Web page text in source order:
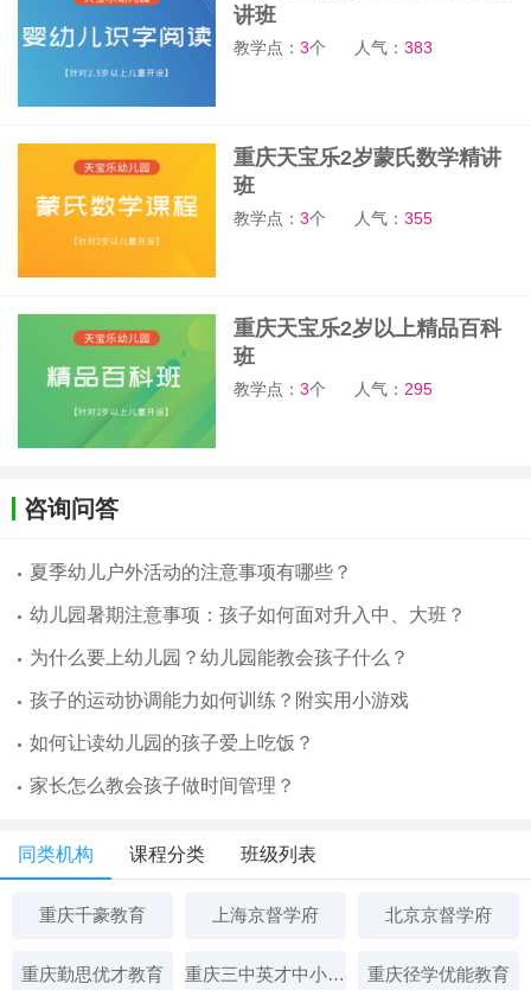
讲班
教学点：3个 人气：383
重庆天宝乐2岁蒙氏数学精讲
班
教学点：3个 人气：355
重庆天宝乐2岁以上精品百科
班
教学点：3个 人气： 295
咨询问答
夏季幼儿户外活动的注意事项有哪些？
幼儿园暑期注意事项：孩子如何面对升入中、大班？
为什么要上幼儿园？幼儿园能教会孩子什么？
孩子的运动协调能力如何训练？附实用小游戏
如何让读幼儿园的孩子爱上吃饭？
家长怎么教会孩子做时间管理？
同类机构 课程分类 班级列表
重庆千豪教育 上海京督学府 北京京督学府
重庆勤思优才教育 重庆三中英才中小学辅导学校 重庆径学优能教育